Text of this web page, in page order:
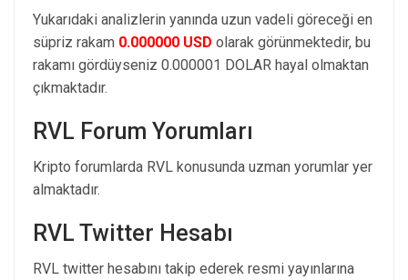
Yukarıdaki analizlerin yanında uzun vadeli göreceği en
süpriz rakam 0.000000 USD olarak görünmektedir, bu
rakamı gördüyseniz 0.000001 DOLAR hayal olmaktan
çıkmaktadır.
RVL Forum Yorumları
Kripto forumlarda RVL konusunda uzman yorumlar yer
almaktadır.
RVL Twitter Hesabı
RVL twitter hesabını takip ederek resmi yayınlarına